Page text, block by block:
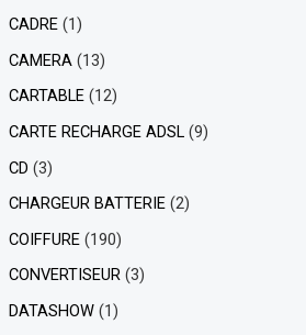
CADRE (1)
CAMERA (13)
CARTABLE (12)
CARTE RECHARGE ADSL (9)
CD (3)
CHARGEUR BATTERIE (2)
COIFFURE (190)
CONVERTISEUR (3)
DATASHOW (1)